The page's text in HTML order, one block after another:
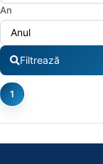
An
Filtrează
1